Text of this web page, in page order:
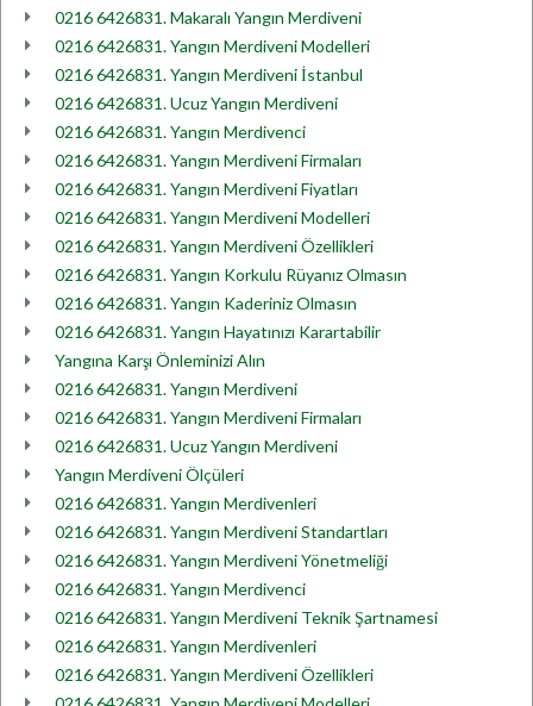
0216 6426831. Makaralı Yangın Merdiveni
0216 6426831. Yangın Merdiveni Modelleri
0216 6426831. Yangın Merdiveni İstanbul
0216 6426831. Ucuz Yangın Merdiveni
0216 6426831. Yangın Merdivenci
0216 6426831. Yangın Merdiveni Firmaları
0216 6426831. Yangın Merdiveni Fiyatları
0216 6426831. Yangın Merdiveni Modelleri
0216 6426831. Yangın Merdiveni Özellikleri
0216 6426831. Yangın Korkulu Rüyanız Olmasın
0216 6426831. Yangın Kaderiniz Olmasın
0216 6426831. Yangın Hayatınızı Karartabilir
Yangına Karşı Önleminizi Alın
0216 6426831. Yangın Merdiveni
0216 6426831. Yangın Merdiveni Firmaları
0216 6426831. Ucuz Yangın Merdiveni
Yangın Merdiveni Ölçüleri
0216 6426831. Yangın Merdivenleri
0216 6426831. Yangın Merdiveni Standartları
0216 6426831. Yangın Merdiveni Yönetmeliği
0216 6426831. Yangın Merdivenci
0216 6426831. Yangın Merdiveni Teknik Şartnamesi
0216 6426831. Yangın Merdivenleri
0216 6426831. Yangın Merdiveni Özellikleri